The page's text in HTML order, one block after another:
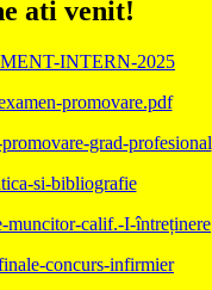
ati venit!
INTERN-2025
promovare.pdf
grad-profesional
si-bibliografie
muncitor-calif.-I-întreținere
concurs-infirmier